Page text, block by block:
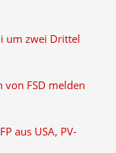
um zwei Drittel
von FSD melden
aus USA, PV-